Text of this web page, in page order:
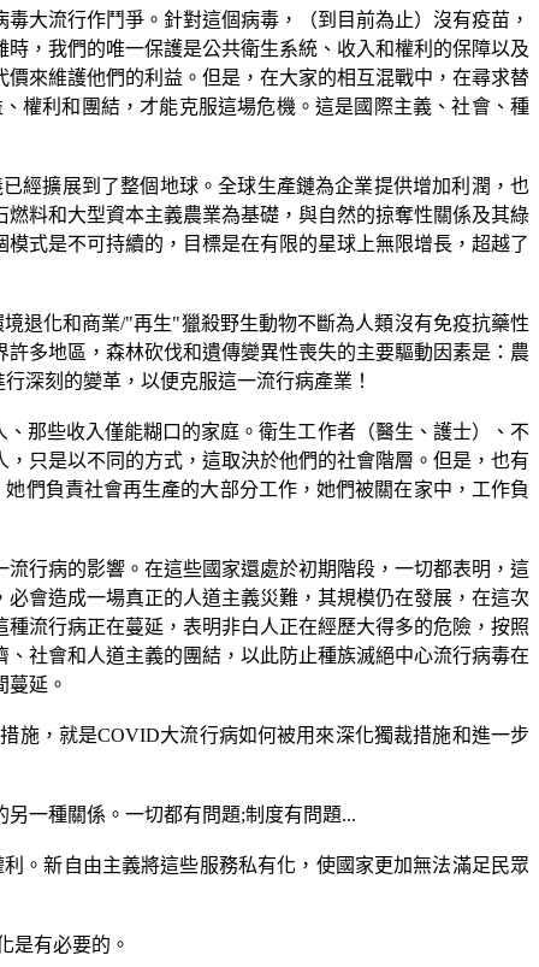
大流行作鬥爭。針對這個病毒，（到目前為止）沒有疫苗，
，我們的唯一保護是公共衛生系統、收入和權利的保障以及
來維護他們的利益。但是，在大家的相互混戰中，在尋求替
權利和團結，才能克服這場危機。這是國際主義、社會、種
經擴展到了整個地球。全球生產鏈為企業提供增加利潤，也
料和大型資本主義農業為基礎，與自然的掠奪性關係及其綠
式是不可持續的，目標是在有限的星球上無限增長，超越了
退化和商業/"再生"獵殺野生動物不斷為人類沒有免疫抗藥性
多地區，森林砍伐和遺傳變異性喪失的主要驅動因素是：農
深刻的變革，以便克服這一流行病產業！
那些收入僅能糊口的家庭。衛生工作者（醫生、護士）、不
只是以不同的方式，這取決於他們的社會階層。但是，也有
們負責社會再生產的大部分工作，她們被關在家中，工作負
行病的影響。在這些國家還處於初期階段，一切都表明，這
會造成一場真正的人道主義災難，其規模仍在發展，在這次
流行病正在蔓延，表明非白人正在經歷大得多的危險，按照
社會和人道主義的團結，以此防止種族滅絕中心流行病毒在
延。
施，就是COVID大流行病如何被用來深化獨裁措施和進一步
一種關係。一切都有問題;制度有問題...
。新自由主義將這些服務私有化，使國家更加無法滿足民眾
是有必要的。